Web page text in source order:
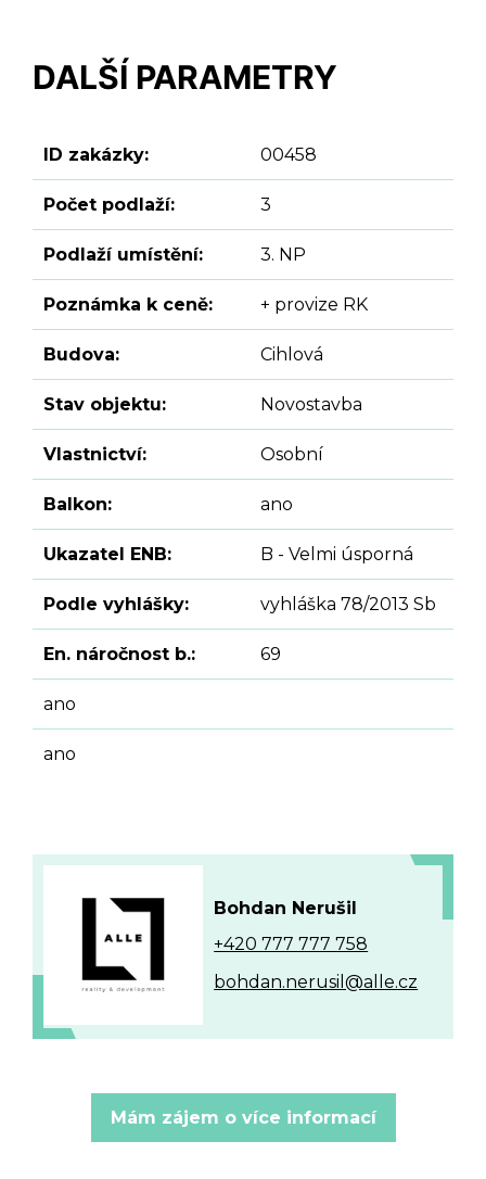
DALŠÍ PARAMETRY
ID zakázky: 00458
Počet podlaží: 3
Podlaží umístění: 3. NP
Poznámka k ceně: + provize RK
Budova: Cihlová
Stav objektu: Novostavba
Vlastnictví: Osobní
Balkon: ano
Ukazatel ENB: B - Velmi úsporná
Podle vyhlášky: vyhláška 78/2013 Sb
En. náročnost b.: 69
ano
ano
Bohdan Nerušil
+420 777 777 758
bohdan.nerusil@alle.cz
Mám zájem o více informací